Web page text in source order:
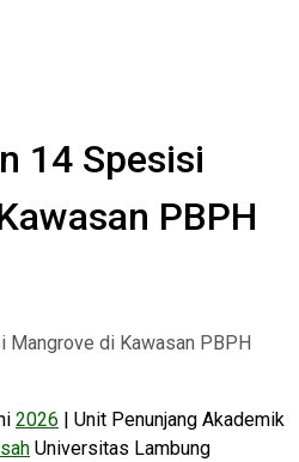
14 Spesisi
PBPH
2026 | Unit Penunjang Akademik
Universitas Lambung